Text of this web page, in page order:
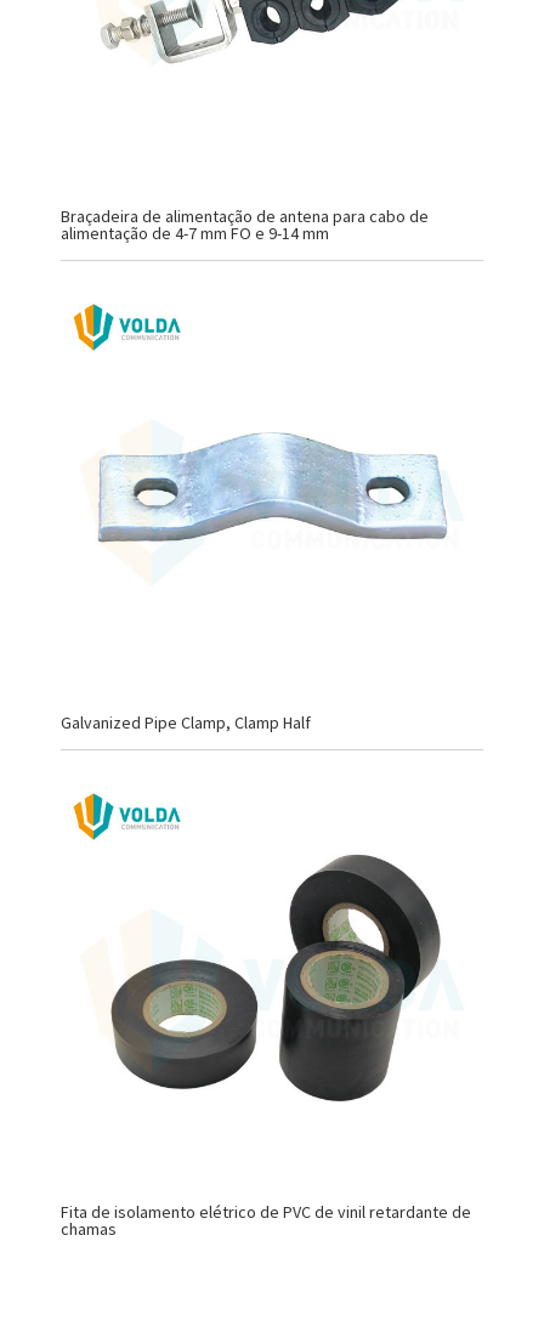
Braçadeira de alimentação de antena para cabo de
alimentação de 4-7 mm FO e 9-14 mm
Galvanized Pipe Clamp, Clamp Half
Fita de isolamento elétrico de PVC de vinil retardante de
chamas